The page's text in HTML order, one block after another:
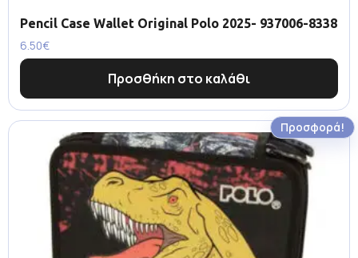
Pencil Case Wallet Original Polo 2025- 937006-8338
6.50€
Προσθήκη στο καλάθι
Προσφορά!